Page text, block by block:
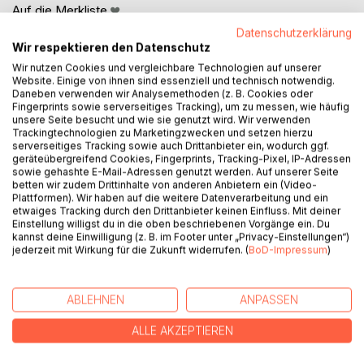
Auf die Merkliste
BESCHREIBUNG
Das erste Buch der Krimiserie „Mordsweiber“ enthält zwei
Geschichten:
„Führerlos in Hamm“: Eine Frau versucht Ereignisse zu
nutzen und zu manipulieren, durch die sie sich von ihrem
hineingezogen hat, befreien will. Der erste Fall für die
Privatdetektivin Laura Malo.
„Zuschlag“: Ein junger Mann, eine Putzfrau und eine
Rentnerin wollen einen Millionenlottogewinn an sich
Datenschutzerklärung
Wir respektieren den Datenschutz
Wir nutzen Cookies und vergleichbare Technologien auf unserer
Website. Einige von ihnen sind essenziell und technisch notwendig.
Daneben verwenden wir Analysemethoden (z. B. Cookies oder
Fingerprints sowie serverseitiges Tracking), um zu messen, wie häufig
unsere Seite besucht und wie sie genutzt wird. Wir verwenden
Trackingtechnologien zu Marketingzwecken und setzen hierzu
serverseitiges Tracking sowie auch Drittanbieter ein, wodurch ggf.
geräteübergreifend Cookies, Fingerprints, Tracking-Pixel, IP-Adressen
sowie gehashte E-Mail-Adressen genutzt werden. Auf unserer Seite
betten wir zudem Drittinhalte von anderen Anbietern ein (Video-
Plattformen). Wir haben auf die weitere Datenverarbeitung und ein
etwaiges Tracking durch den Drittanbieter keinen Einfluss. Mit deiner
Einstellung willigst du in die oben beschriebenen Vorgänge ein. Du
kannst deine Einwilligung (z. B. im Footer unter „Privacy-Einstellungen“)
jederzeit mit Wirkung für die Zukunft widerrufen. (BoD-Impressum)
ABLEHNEN ANPASSEN
ALLE AKZEPTIEREN